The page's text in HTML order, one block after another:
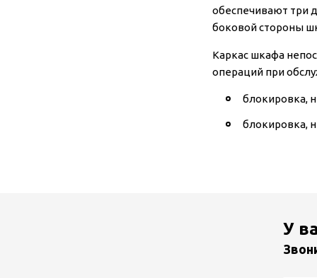
обеспечивают три
боковой
Каркас шкафа
операций при
блокировка,
блокировка,
У